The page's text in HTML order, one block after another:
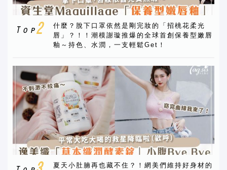
什麼？脫下口罩依然是剛完妝的「招桃花柔光
唇」？！！潮模謝璇推爆的全球首創保養型嫩唇
釉～持色、水潤，一支輕鬆Get！
夏天小肚腩再也藏不住？！網美們維持好身材的